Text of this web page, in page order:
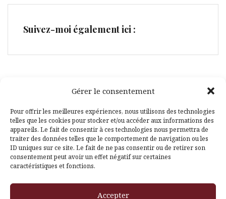
Gérer le consentement
Pour offrir les meilleures expériences, nous utilisons des technologies
telles que les cookies pour stocker et/ou accéder aux informations des
appareils. Le fait de consentir à ces technologies nous permettra de
traiter des données telles que le comportement de navigation ou les
ID uniques sur ce site. Le fait de ne pas consentir ou de retirer son
consentement peut avoir un effet négatif sur certaines
caractéristiques et fonctions.
Accepter
Suivez-moi également ici :
Facebook
Pinterest